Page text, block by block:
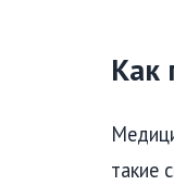
Как
такие